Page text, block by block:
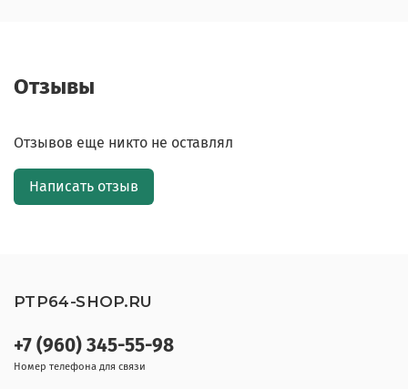
Отзывы
Отзывов еще никто не оставлял
Написать отзыв
+7 (960) 345-55-98
Номер телефона для связи
PTP64-SHOP.RU